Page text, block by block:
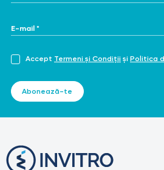
E-mail *
Accept Termeni și Condiții și Politica
Abonează-te